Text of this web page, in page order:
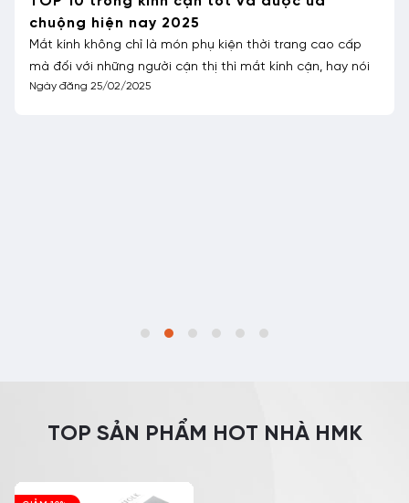
TOP SẢN PHẨM HOT NHÀ HMK